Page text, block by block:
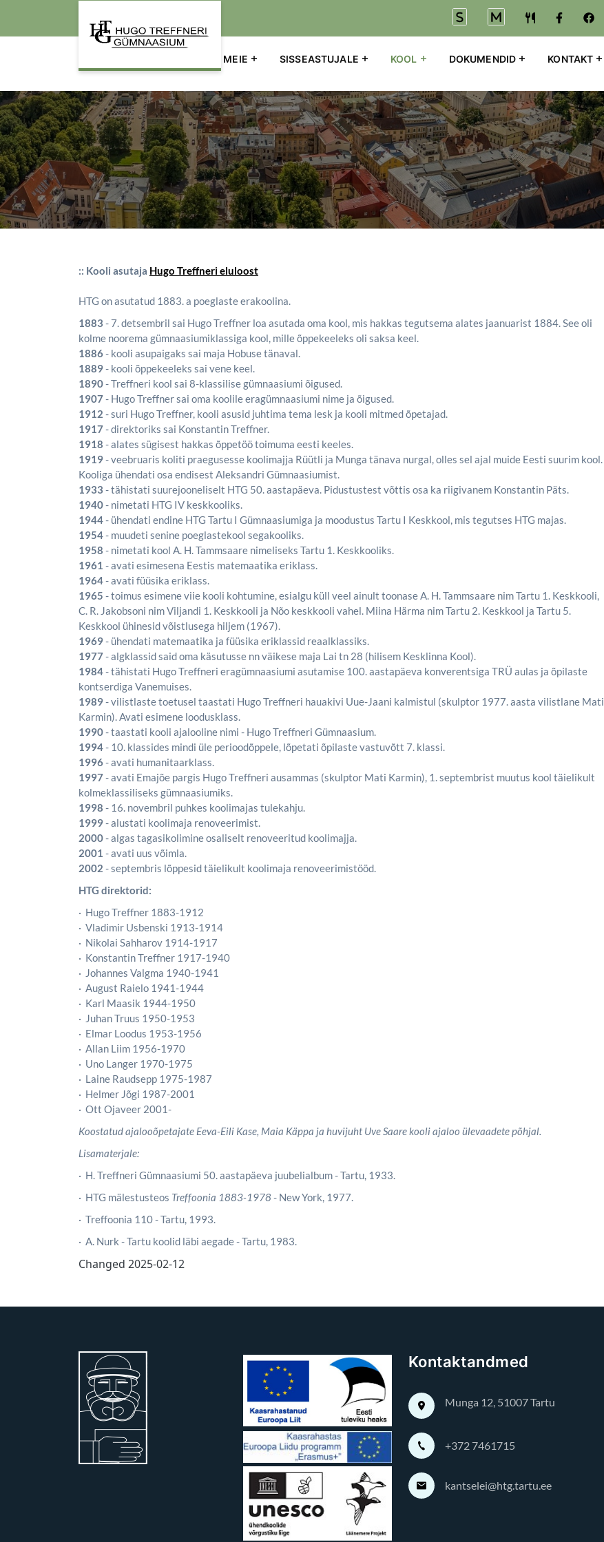
Liigu edasi põhisisu juurde
Põhinavigatsioon
MEIE SISSEASTUJALE KOOL DOKUMENDID KONTAKT
:: Kooli asutaja Hugo Treffneri eluloost
HTG on asutatud 1883. a poeglaste erakoolina.
1883 - 7. detsembril sai Hugo Treffner loa asutada oma kool, mis hakkas tegutsema alates jaanuarist 1884. See oli
kolme noorema gümnaasiumiklassiga kool, mille õppekeeleks oli saksa keel.
1886- kooli asupaigaks sai maja Hobuse tänaval.
1889- kooli õppekeeleks sai vene keel.
1890- Treffneri kool sai 8-klassilise gümnaasiumi õigused.
1907- Hugo Treffner sai oma koolile eragümnaasiumi nime ja õigused.
1912 - suri Hugo Treffner, kooli asusid juhtima tema lesk ja kooli mitmed õpetajad.
1917- direktoriks sai Konstantin Treffner.
1918 - alates sügisest hakkas õppetöö toimuma eesti keeles.
1919- veebruaris koliti praegusesse koolimajja Rüütli ja Munga tänava nurgal, olles sel ajal muide Eesti suurim kool.
Kooliga ühendati osa endisest Aleksandri Gümnaasiumist.
1933 - tähistati suurejooneliselt HTG 50. aastapäeva. Pidustustest võttis osa ka riigivanem Konstantin Päts.
1940- nimetati HTG IV keskkooliks.
1944- ühendati endine HTG Tartu I Gümnaasiumiga ja moodustus Tartu I Keskkool, mis tegutses HTG majas.
1954- muudeti senine poeglastekool segakooliks.
1958 - nimetati kool A. H. Tammsaare nimeliseks Tartu 1. Keskkooliks.
1961 - avati esimesena Eestis matemaatika eriklass.
1964- avati füüsika eriklass.
1965 - toimus esimene viie kooli kohtumine, esialgu küll veel ainult toonase A. H. Tammsaare nim Tartu 1. Keskkooli,
C. R. Jakobsoni nim Viljandi 1. Keskkooli ja Nõo keskkooli vahel. Miina Härma nim Tartu 2. Keskkool ja Tartu 5.
Keskkool ühinesid võistlusega hiljem (1967).
1969- ühendati matemaatika ja füüsika eriklassid reaalklassiks.
1977- algklassid said oma käsutusse nn väikese maja Lai tn 28 (hilisem Kesklinna Kool).
1984- tähistati Hugo Treffneri eragümnaasiumi asutamise 100. aastapäeva konverentsiga TRÜ aulas ja õpilaste
kontserdiga Vanemuises.
1989- vilistlaste toetusel taastati Hugo Treffneri hauakivi Uue-Jaani kalmistul (skulptor 1977. aasta vilistlane Mati
Karmin). Avati esimene loodusklass.
1990- taastati kooli ajalooline nimi - Hugo Treffneri Gümnaasium.
1994- 10. klassides mindi üle perioodõppele, lõpetati õpilaste vastuvõtt 7. klassi.
1996- avati humanitaarklass.
1997- avati Emajõe pargis Hugo Treffneri ausammas (skulptor Mati Karmin), 1. septembrist muutus kool täielikult
kolmeklassiliseks gümnaasiumiks.
1998 - 16. novembril puhkes koolimajas tulekahju.
1999- alustati koolimaja renoveerimist.
2000- algas tagasikolimine osaliselt renoveeritud koolimajja.
2001 - avati uus võimla.
2002 - septembris lõppesid täielikult koolimaja renoveerimistööd.
HTG direktorid:
· Hugo Treffner 1883-1912
· Vladimir Usbenski 1913-1914
· Nikolai Sahharov 1914-1917
· Konstantin Treffner 1917-1940
· Johannes Valgma 1940-1941
· August Raielo 1941-1944
· Karl Maasik 1944-1950
· Juhan Truus 1950-1953
· Elmar Loodus 1953-1956
· Allan Liim 1956-1970
· Uno Langer 1970-1975
· Laine Raudsepp 1975-1987
· Helmer Jõgi 1987-2001
· Ott Ojaveer 2001-
Koostatud ajalooõpetajate Eeva-Eili Kase, Maia Käppa ja huvijuht Uve Saare kooli ajaloo ülevaadete põhjal.
Lisamaterjale:
· H. Treffneri Gümnaasiumi 50. aastapäeva juubelialbum - Tartu, 1933.
· HTG mälestusteos Treffoonia 1883-1978 - New York, 1977.
· Treffoonia 110 - Tartu, 1993.
· A. Nurk - Tartu koolid läbi aegade - Tartu, 1983.
Changed 2025-02-12
Kontaktandmed
Munga 12, 51007 Tartu
+372 7461715
kantselei@htg.tartu.ee